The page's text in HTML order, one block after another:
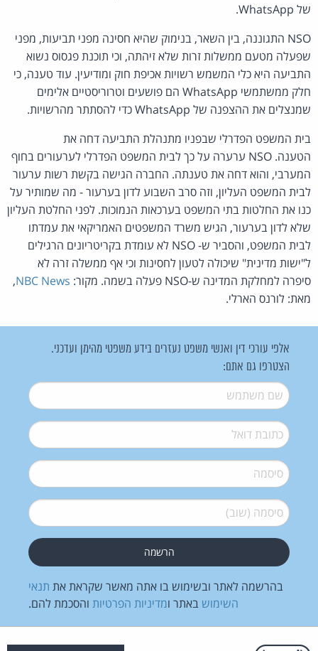
של WhatsApp.
NSO התגוננה, בין השאר, בנימוק שהיא חסינה מפני תביעות, מפני
שפעלה מטעם ממשלות זרות שלא זיהתה, וכי תוכנת פגסוס נשוא
התביעה היא כלי המשמש רשויות אכיפת חוק ומודיעין. עוד טענה, כי
חלק ממשתמשי WhatsApp הם פושעים וטרוריסטיים אלימים
שמנצלים את ההצפנה של WhatsApp כדי להסתתר מהרשויות.
בית המשפט הפדרלי שבפניו מתנהלת התביעה דחה את
הטענה. NSO ערערה על כך לבית המשפט הפדרלי לערעורים בחוף
המערבי, והוא דחה את טענתה. החברה הגישה בקשת רשות ערעור
לבית המשפט העליון, וזה סרב השבוע לדון בערעור - מה שמותיר על
כנו את החלטות בתי המשפט בערכאות הנמוכות. לפני החלטת העליון
שלא לדון בערעור, הגיש משרד המשפטים האמריקאי את עמדתו
לבית המשפט, והסביר ש- NSO לא עומדת בקריטריונים הרגילים
ל"ישות מדינית" שיכולה לטעון לחסינות וכי אף ממשלה זרה לא
סיפרה למחלקת המדינה ש-NSO פעלה בשמה. מקור:
NBC News
,
מאת: לורנס הארלי.
אלפי עורכי דין ואנשי משפט נעזרים בידע משפטי מהימן ועדכני.
הצטרפו גם אתם:
שם משתמש*
דואל*
סיסמה*
סיסמה (שוב)*
בהרשמה לאתר ובשימוש בו אתה מאשר שקראת את תנאי
השימוש באתר ומדיניות הפרטיות והסכמת להם.